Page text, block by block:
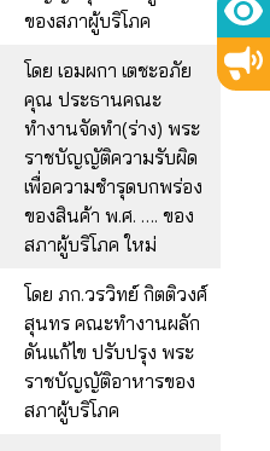
ของสภาผู้บริโภค
โดย เอมผกา เตชะอภัย
คุณ ประธานคณะ
ทำงานจัดทำ(ร่าง) พระ
ราชบัญญัติความรับผิด
เพื่อความชำรุดบกพร่อง
ของสินค้า พ.ศ. …. ของ
สภาผู้บริโภค ใหม่
โดย ภก.วรวิทย์ กิตติวงศ์
สุนทร คณะทำงานผลัก
ดันแก้ไข ปรับปรุง พระ
ราชบัญญัติอาหารของ
สภาผู้บริโภค